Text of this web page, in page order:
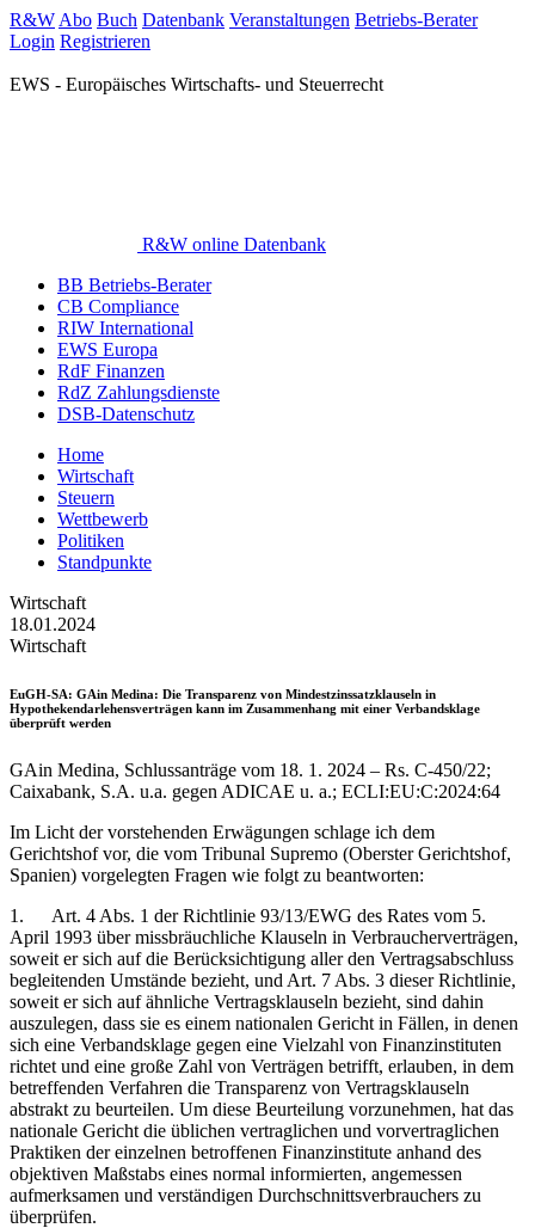
R&W Abo Buch Datenbank Veranstaltungen Betriebs-Berater
Login Registrieren
EWS - Europäisches Wirtschafts- und Steuerrecht
R&W online Datenbank
BB Betriebs-Berater
CB Compliance
RIW International
EWS Europa
RdF Finanzen
RdZ Zahlungsdienste
DSB-Datenschutz
Home
Wirtschaft
Steuern
Wettbewerb
Politiken
Standpunkte
Wirtschaft
18.01.2024
Wirtschaft
EuGH-SA: GAin Medina: Die Transparenz von Mindestzinssatzklauseln in
Hypothekendarlehensverträgen kann im Zusammenhang mit einer Verbandsklage
überprüft werden
GAin Medina, Schlussanträge vom 18. 1. 2024 – Rs. C-450/22;
Caixabank, S.A. u.a. gegen ADICAE u. a.; ECLI:EU:C:2024:64
Im Licht der vorstehenden Erwägungen schlage ich dem
Gerichtshof vor, die vom Tribunal Supremo (Oberster Gerichtshof,
Spanien) vorgelegten Fragen wie folgt zu beantworten:
1. Art. 4 Abs. 1 der Richtlinie 93/13/EWG des Rates vom 5.
April 1993 über missbräuchliche Klauseln in Verbraucherverträgen,
soweit er sich auf die Berücksichtigung aller den Vertragsabschluss
begleitenden Umstände bezieht, und Art. 7 Abs. 3 dieser Richtlinie,
soweit er sich auf ähnliche Vertragsklauseln bezieht, sind dahin
auszulegen, dass sie es einem nationalen Gericht in Fällen, in denen
sich eine Verbandsklage gegen eine Vielzahl von Finanzinstituten
richtet und eine große Zahl von Verträgen betrifft, erlauben, in dem
betreffenden Verfahren die Transparenz von Vertragsklauseln
abstrakt zu beurteilen. Um diese Beurteilung vorzunehmen, hat das
nationale Gericht die üblichen vertraglichen und vorvertraglichen
Praktiken der einzelnen betroffenen Finanzinstitute anhand des
objektiven Maßstabs eines normal informierten, angemessen
aufmerksamen und verständigen Durchschnittsverbrauchers zu
überprüfen.